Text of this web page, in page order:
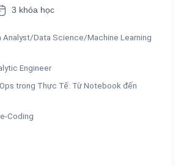
3 khóa học
Analyst/Data Science/Machine Learning
Engineer
trong Thực Tế: Từ Notebook đến
Coding